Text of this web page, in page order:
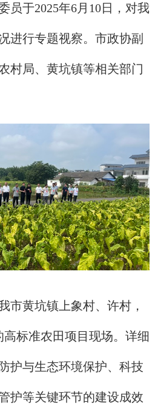
员于2025年6月10日，对我
进行专题视察。市政协副
村局、黄坑镇等相关部门
黄坑镇上象村、许村，
标准农田项目现场。详细
护与生态环境保护、科技
护等关键环节的建设成效